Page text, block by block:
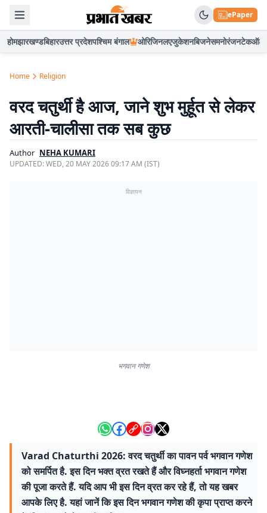
ePaper
होमझारखण्डबिहारउत्तर प्रदेशपश्चिम बंगाल ओरिजिनलएजुकेशनबिजनेसमनोरंजनटेकऑटो
Home Religion
वरद चतुर्थी है आज, जाने शुभ मुर्हूत से लेकर
आरती-चालीसा तक सब कुछ
Author NEHA KUMARI
UPDATED:WED, 20 MAY 2026 09:17 AM (IST)
विज्ञापन
भगवान गणेश
Varad Chaturthi 2026: वरद चतुर्थी का पावन पर्व भगवान गणेश
को समर्पित है. इस दिन भक्त व्रत रखते हैं और विघ्नहर्ता भगवान गणेश
की पूजा करते हैं. यदि आप भी इस दिन व्रत कर रहे हैं, तो यह खबर
आपके लिए है. यहां जानें कि इस दिन भगवान गणेश की कृपा प्राप्त करने